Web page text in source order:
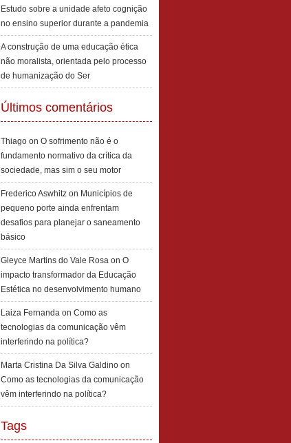
Estudo sobre a unidade afeto cognição
no ensino superior durante a pandemia
A construção de uma educação ética
não moralista, orientada pelo processo
de humanização do Ser
Últimos comentários
Thiago on O sofrimento não é o
fundamento normativo da crítica da
sociedade, mas sim o seu motor
Frederico Aswhitz on Municípios de
pequeno porte ainda enfrentam
desafios para planejar o saneamento
básico
Gleyce Martins do Vale Rosa on O
impacto transformador da Educação
Estética no desenvolvimento humano
Laiza Fernanda on Como as
tecnologias da comunicação vêm
interferindo na política?
Marta Cristina Da Silva Galdino on
Como as tecnologias da comunicação
vêm interferindo na política?
Tags